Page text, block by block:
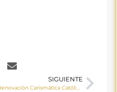
SIGUIENTE
Encuentro Diocesano de Renovación Carismática Católica de España en la diócesis de Cuenca